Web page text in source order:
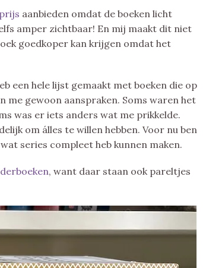
aanbieden omdat de boeken licht
amper zichtbaar! En mij maakt dit niet
goedkoper kan krijgen omdat het
een hele lijst gemaakt met boeken die op
me gewoon aanspraken. Soms waren het
was er iets anders wat me prikkelde.
om álles te willen hebben. Voor nu ben
series compleet heb kunnen maken.
, want daar staan ook pareltjes